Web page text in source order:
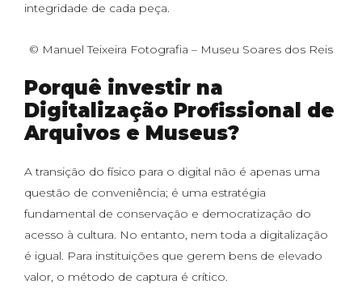
integridade de cada peça.
© Manuel Teixeira Fotografia – Museu Soares dos Reis
Porquê investir na
Digitalização Profissional de
Arquivos e Museus?
A transição do físico para o digital não é apenas uma
questão de conveniência; é uma estratégia
fundamental de conservação e democratização do
acesso à cultura. No entanto, nem toda a digitalização
é igual. Para instituições que gerem bens de elevado
valor, o método de captura é crítico.